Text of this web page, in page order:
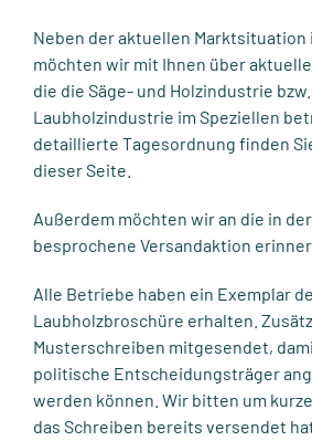
Neben der aktuellen Marktsituation
möchten wir mit Ihnen über
die die Säge- und Holzindustrie
Laubholzindustrie im Speziellen
detaillierte Tagesordnung finden
dieser Seite.
Außerdem möchten wir an die in
besprochene Versandaktion
Alle Betriebe haben ein Exemplar
Laubholzbroschüre erhalten.
Musterschreiben mitgesendet,
politische Entscheidungsträger
werden können. Wir bitten um
das Schreiben bereits versendet